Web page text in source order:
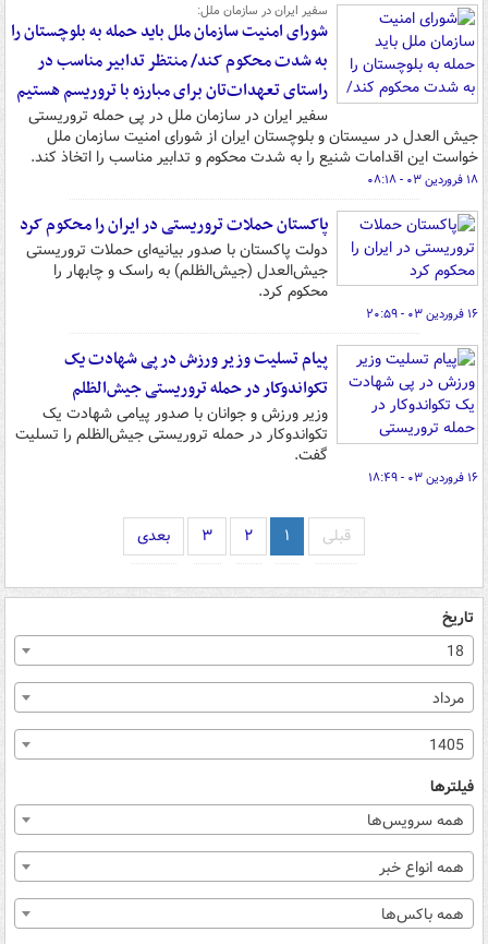
سفیر ایران در سازمان ملل:
شورای امنیت سازمان ملل باید حمله به بلوچستان را
به شدت محکوم کند/ منتظر تدابیر مناسب در
راستای تعهدات‌تان برای مبارزه با تروریسم هستیم
سفیر ایران در سازمان ملل در پی حمله تروریستی
جیش العدل در سیستان و بلوچستان ایران از شورای امنیت سازمان ملل
خواست این اقدامات شنیع را به شدت محکوم و تدابیر مناسب را اتخاذ کند.
۱۸ فروردین ۰۳ - ۰۸:۱۸
پاکستان حملات تروریستی در ایران را محکوم کرد
دولت پاکستان با صدور بیانیه‌ای حملات تروریستی
جیش‌العدل (جیش‌الظلم) به راسک و چابهار را
محکوم کرد.
۱۶ فروردین ۰۳ - ۲۰:۵۹
پیام تسلیت وزیر ورزش در پی شهادت یک
تکواندوکار در حمله تروریستی جیش‌الظلم
وزیر ورزش و جوانان با صدور پیامی شهادت یک
تکواندوکار در حمله تروریستی جیش‌الظلم را تسلیت
گفت.
۱۶ فروردین ۰۳ - ۱۸:۴۹
قبلی ۱ ۲ ۳ بعدی
تاریخ
18
مرداد
1405
فیلترها
همه سرویس‌ها
همه انواع خبر
همه باکس‌ها